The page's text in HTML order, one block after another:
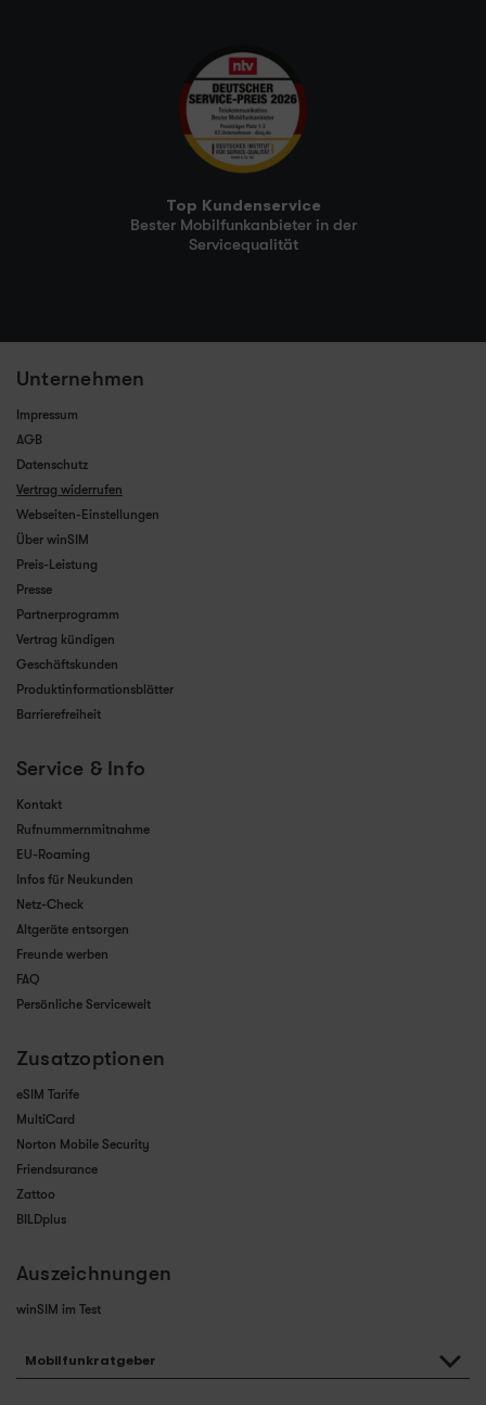
Top Kundenservice
Bester Mobilfunkanbieter in der
Servicequalität
Unternehmen
Impressum
AGB
Datenschutz
Vertrag widerrufen
Webseiten-Einstellungen
Über winSIM
Preis-Leistung
Presse
Partnerprogramm
Vertrag kündigen
Geschäftskunden
Produktinformationsblätter
Barrierefreiheit
Service & Info
Kontakt
Rufnummernmitnahme
EU-Roaming
Infos für Neukunden
Netz-Check
Altgeräte entsorgen
Freunde werben
FAQ
Persönliche Servicewelt
Zusatzoptionen
eSIM Tarife
MultiCard
Norton Mobile Security
Friendsurance
Zattoo
BILDplus
Auszeichnungen
winSIM im Test
Mobilfunkratgeber